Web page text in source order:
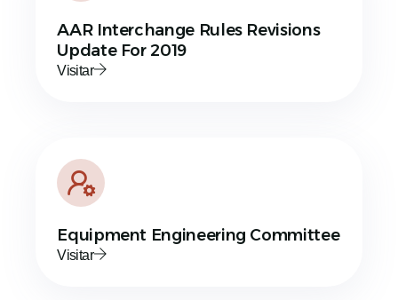
AAR Interchange Rules Revisions
Update For 2019
Visitar
Equipment Engineering Committee
Visitar